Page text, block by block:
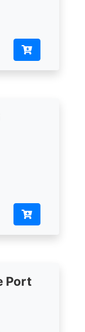
Port